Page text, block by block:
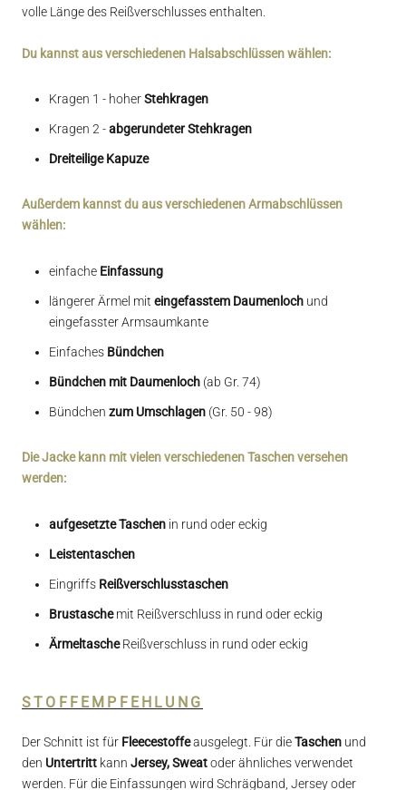
volle Länge des Reißverschlusses enthalten.
Du kannst aus verschiedenen Halsabschlüssen wählen:
Kragen 1 - hoherStehkragen
Kragen 2 -abgerundeterStehkragen
Dreiteilige Kapuze
Außerdem kannst du aus verschiedenen Armabschlüssen
wählen:
einfache Einfassung
längerer Ärmel mit eingefasstem Daumenloch und
eingefasster Armsaumkante
Einfaches Bündchen
Bündchen mit Daumenloch (ab Gr. 74)
Bündchen zum Umschlagen (Gr. 50 - 98)
Die Jacke kann mit vielen verschiedenen Taschen versehen
werden:
aufgesetzte Taschen in rund oder eckig
Leistentaschen
Eingriffs Reißverschlusstaschen
Brustaschemit Reißverschluss in rund oder eckig
ÄrmeltascheReißverschluss in rund oder eckig
STOFFEMPFEHLUNG
Der Schnitt ist für Fleecestoffeausgelegt. Für dieTaschen und
den Untertritt kann Jersey, Sweatoder ähnliches verwendet
werden. Für die Einfassungen wird Schrägband, Jerseyoder